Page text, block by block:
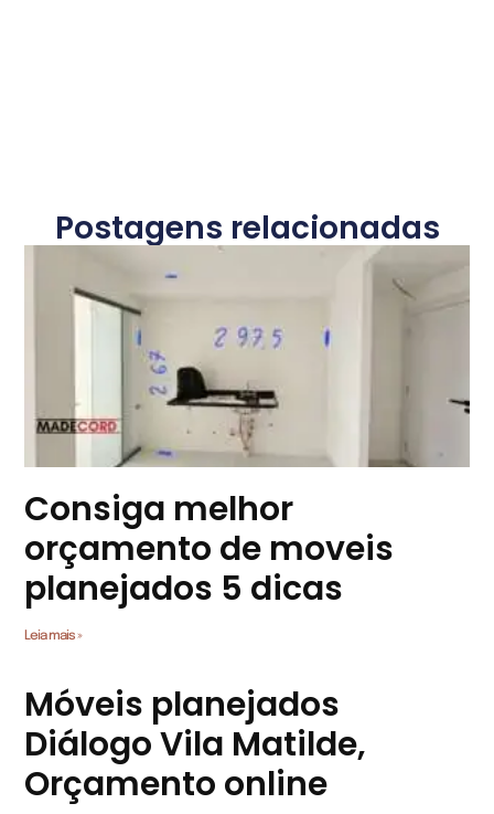
Postagens relacionadas
Consiga melhor
orçamento de moveis
planejados 5 dicas
Leia mais »
Móveis planejados
Diálogo Vila Matilde,
Orçamento online